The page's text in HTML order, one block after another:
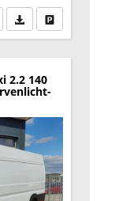
Wir rufen Sie an
PDF-Datei,Drucken,
2.2 140